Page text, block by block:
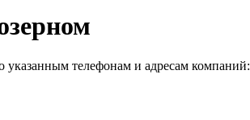
указанным телефонам и адресам компаний: